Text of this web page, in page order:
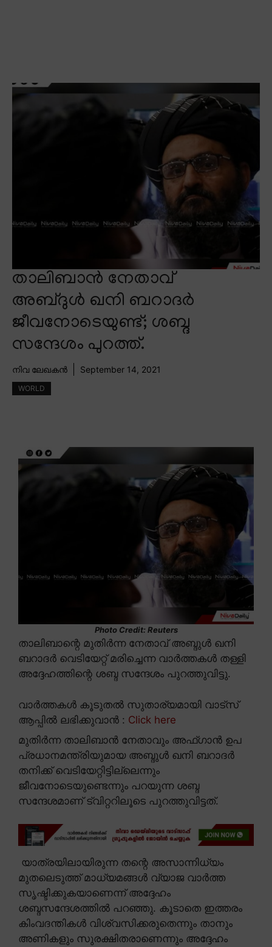
താലിബാൻ നേതാവ്
അബ്ദുൾ ഖനി ബറാദർ
ജീവനോടെയുണ്ട്; ശബ്ദ
സന്ദേശം പുറത്ത്.
നിവ ലേഖകൻ September 14, 2021
WORLD
Photo Credit: Reuters
താലിബാന്റെ മുതിർന്ന നേതാവ് അബ്ദുൾ ഖനി
ബറാദർ വെടിയേറ്റ് മരിച്ചെന്ന വാർത്തകൾ തള്ളി
അദ്ദേഹത്തിന്റെ ശബ്ദ സന്ദേശം പുറത്തുവിട്ടു.
വാർത്തകൾ കൂടുതൽ സുതാര്യമായി വാട്സ്
ആപ്പിൽ ലഭിക്കുവാൻ : Click here
മുതിർന്ന താലിബാൻ നേതാവും അഫ്ഗാൻ ഉപ
പ്രധാനമന്ത്രിയുമായ അബ്ദുൾ ഖനി ബറാദർ
തനിക്ക് വെടിയേറ്റിട്ടില്ലെന്നും
ജീവനോടെയുണ്ടെന്നും പറയുന്ന ശബ്ദ
സന്ദേശമാണ് ട്വിറ്ററിലൂടെ പുറത്തുവിട്ടത്.
യാത്രയിലായിരുന്ന തന്റെ അസാന്നിധ്യം
മുതലെടുത്ത് മാധ്യമങ്ങൾ വ്യാജ വാർത്ത
സൃഷ്ടിക്കുകയാണെന്ന് അദ്ദേഹം
ശബ്ദസന്ദേശത്തിൽ പറഞ്ഞു. കൂടാതെ ഇത്തരം
കിംവദന്തികൾ വിശ്വസിക്കരുതെന്നും താനും
അണികളും സുരക്ഷിതരാണെന്നും അദ്ദേഹം